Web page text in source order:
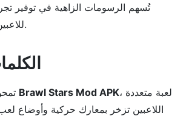
تُسهم الرسومات الزاهية في توفير
للاعبين من جميع الأعمار.
Brawl Stars Mod APK، لعبة متعددة
اللاعبين تزخر بمعارك حركية وأوضاع